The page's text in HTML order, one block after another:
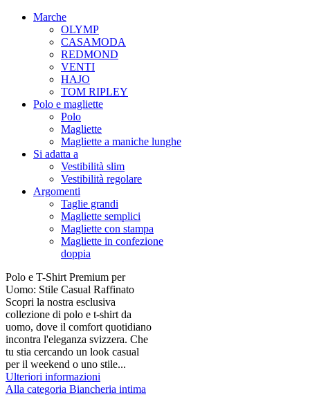
Marche
OLYMP
CASAMODA
REDMOND
VENTI
HAJO
TOM RIPLEY
Polo e magliette
Polo
Magliette
Magliette a maniche lunghe
Si adatta a
Vestibilità slim
Vestibilità regolare
Argomenti
Taglie grandi
Magliette semplici
Magliette con stampa
Magliette in confezione
doppia
Polo e T-Shirt Premium per
Uomo: Stile Casual Raffinato
Scopri la nostra esclusiva
collezione di polo e t-shirt da
uomo, dove il comfort quotidiano
incontra l'eleganza svizzera. Che
tu stia cercando un look casual
per il weekend o uno stile...
Ulteriori informazioni
Alla categoria Biancheria intima